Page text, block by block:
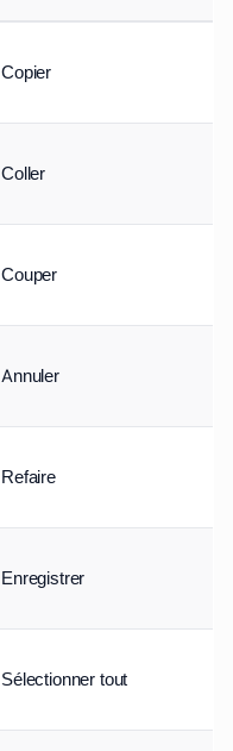
Copier
Coller
Couper
Annuler
Refaire
Enregistrer
Sélectionner tout